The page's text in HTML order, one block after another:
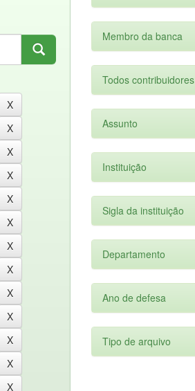
Membro da banca
Todos contribuidores
Assunto
Instituição
Sigla da instituição
Departamento
Ano de defesa
Tipo de arquivo